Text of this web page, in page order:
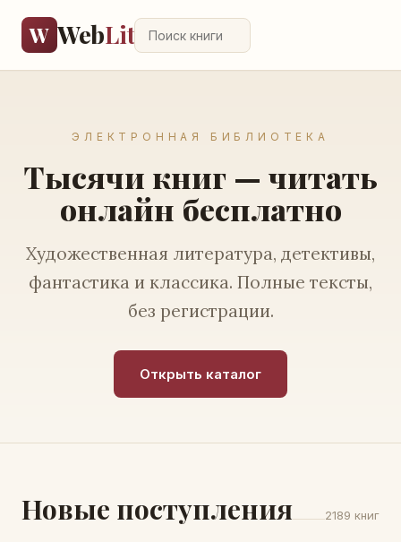
W WebLit
ЭЛЕКТРОННАЯ БИБЛИОТЕКА
Тысячи книг — читать
онлайн бесплатно
Художественная литература, детективы,
фантастика и классика. Полные тексты,
без регистрации.
Открыть каталог
Новые поступления 2189 книг